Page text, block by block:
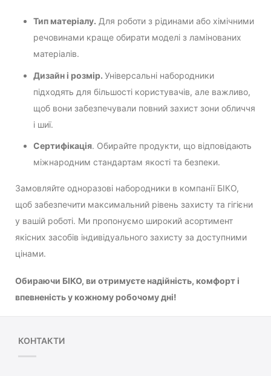
Тип матеріалу. Для роботи з рідинами або хімічними
речовинами краще обирати моделі з ламінованих
матеріалів.
Дизайн і розмір. Універсальні набородники
підходять для більшості користувачів, але важливо,
щоб вони забезпечували повний захист зони обличчя
і шиї.
Сертифікація. Обирайте продукти, що відповідають
міжнародним стандартам якості та безпеки.
Замовляйте одноразові набородники в компанії БІКО,
щоб забезпечити максимальний рівень захисту та гігієни
у вашій роботі. Ми пропонуємо широкий асортимент
якісних засобів індивідуального захисту за доступними
цінами.
Обираючи БІКО, ви отримуєте надійність, комфорт і
впевненість у кожному робочому дні!
КОНТАКТИ